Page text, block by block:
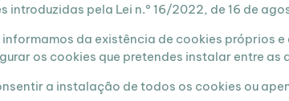
pela Lei n.º 16/2022, de 16 de
da existência de cookies próprios
os cookies que pretendes instalar entre
a instalação de todos os cookies ou